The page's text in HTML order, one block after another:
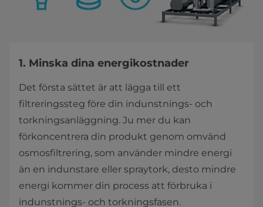
1. Minska dina energikostnader
Det första sättet är att lägga till ett
filtreringssteg före din indunstnings- och
torkningsanläggning. Ju mer du kan
förkoncentrera din produkt genom omvänd
osmosfiltrering, som använder mindre energi
än en indunstare eller spraytork, desto mindre
energi kommer din process att förbruka i
indunstnings- och torkningsfasen.